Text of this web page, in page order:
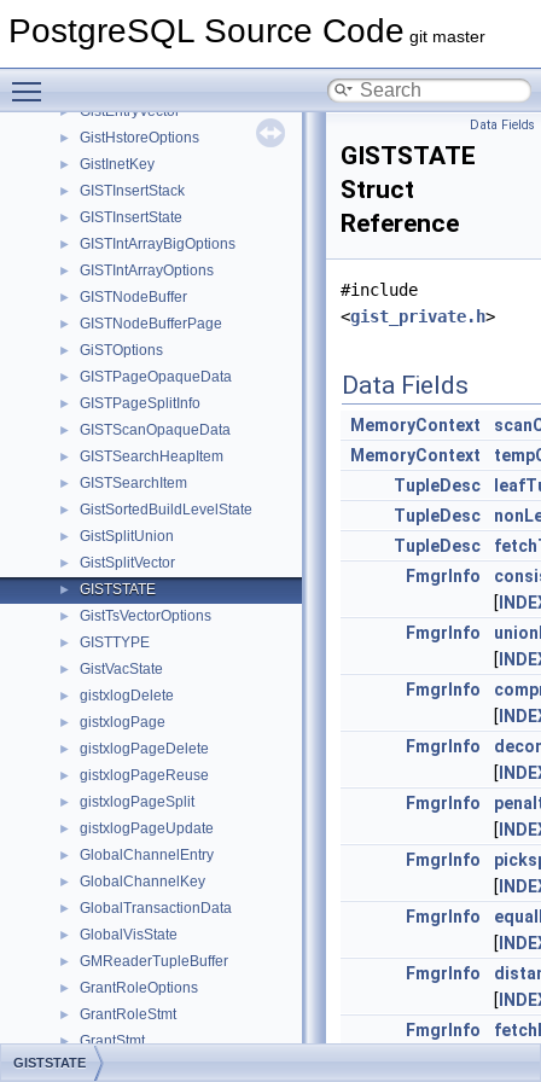
PostgreSQL Source Code git master
► GISTBuildState
► GistEntryVector
► GistHstoreOptions
► GistInetKey
► GISTInsertStack
► GISTInsertState
► GISTIntArrayBigOptions
► GISTIntArrayOptions
► GISTNodeBuffer
► GISTNodeBufferPage
► GiSTOptions
► GISTPageOpaqueData
► GISTPageSplitInfo
► GISTScanOpaqueData
► GISTSearchHeapItem
► GISTSearchItem
► GistSortedBuildLevelState
► GistSplitUnion
► GistSplitVector
► GISTSTATE
► GistTsVectorOptions
► GISTTYPE
► GistVacState
► gistxlogDelete
► gistxlogPage
► gistxlogPageDelete
► gistxlogPageReuse
► gistxlogPageSplit
► gistxlogPageUpdate
► GlobalChannelEntry
► GlobalChannelKey
► GlobalTransactionData
► GlobalVisState
► GMReaderTupleBuffer
► GrantRoleOptions
► GrantRoleStmt
► GrantStmt
► GraphElementPattern
Data Fields
GISTSTATE
Struct
Reference
#include
<gist_private.h>
Data Fields
MemoryContext
MemoryContext
TupleDesc
TupleDesc
TupleDesc
FmgrInfo
[
FmgrInfo
[
FmgrInfo
[
FmgrInfo
[
FmgrInfo
[
FmgrInfo
[
FmgrInfo
[
FmgrInfo
[
FmgrInfo
GISTSTATE